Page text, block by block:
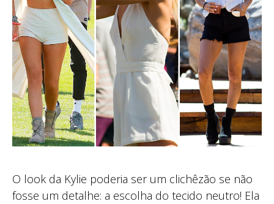
O look da Kylie poderia ser um clichêzão se não
fosse um detalhe: a escolha do tecido neutro! Ela